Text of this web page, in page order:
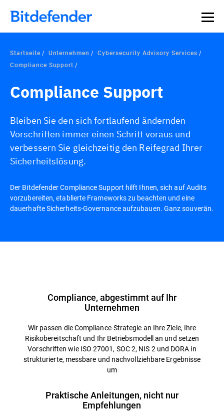
Startseite Unternehmen
Cybersecurity Advisory Services
Compliance Support
Compliance Support
Bleiben Sie den sich fortlaufend ändernden
Vorschriften immer einen Schritt voraus und
verbessern Sie gleichzeitig den Reifegrad Ihrer
Sicherheitslösung.
Der Bitdefender Compliance Support hilft Ihnen, sich auf Audits
vorzubereiten, etablierte Frameworks zu beachten und eine
dauerhafte Sicherheits-Governance aufzubauen. Ganz souverän.
Compliance, abgestimmt auf Ihr
Unternehmen
Wir passen die Compliance-Strategie an Ihre Ziele, Ihre
Risikobereitschaft und Ihr Betriebsmodell an und setzen
Vorschriften wie ISO 27001, SOC 2, NIS 2 und DORA in
strukturierte, messbare und nachvollziehbare Ergebnisse
um
Praktische Anleitungen, nicht nur
Empfehlungen